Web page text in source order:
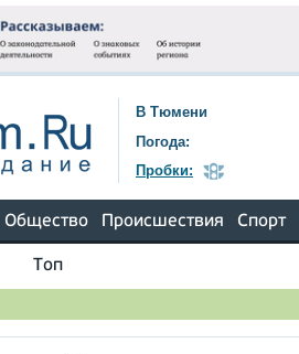
В Тюмени
Погода:
Пробки:
Общество Происшествия Спорт
Топ